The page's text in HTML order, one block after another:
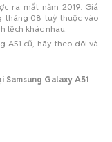
ra mắt năm 2019. Giá
tháng 08 tuỳ thuộc vào
lệch khác nhau.
A51 cũ, hãy theo dõi và
Samsung Galaxy A51